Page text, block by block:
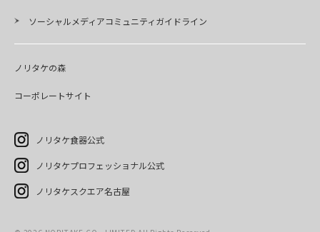
ソーシャルメディアコミュニティガイドライン
ノリタケの森
コーポレートサイト
ノリタケ食器公式
ノリタケプロフェッショナル公式
ノリタケスクエア名古屋